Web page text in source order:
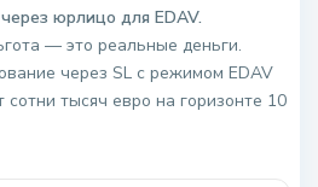
юрлицо для EDAV.
— это реальные деньги.
через SL с режимом EDAV
сотни тысяч евро на горизонте 10